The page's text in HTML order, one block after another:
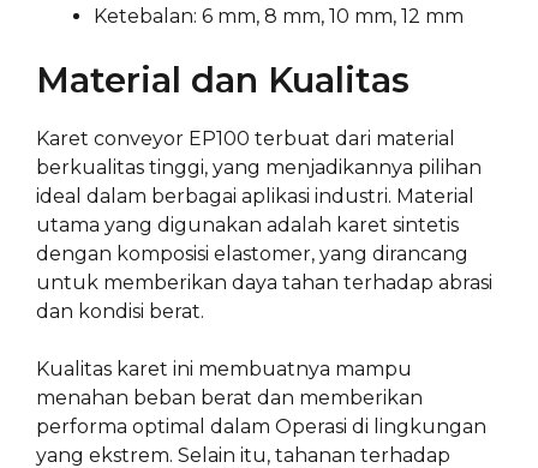
Ketebalan: 6 mm, 8 mm, 10 mm, 12 mm
Material dan Kualitas
Karet conveyor EP100 terbuat dari material
berkualitas tinggi, yang menjadikannya pilihan
ideal dalam berbagai aplikasi industri. Material
utama yang digunakan adalah karet sintetis
dengan komposisi elastomer, yang dirancang
untuk memberikan daya tahan terhadap abrasi
dan kondisi berat.
Kualitas karet ini membuatnya mampu
menahan beban berat dan memberikan
performa optimal dalam Operasi di lingkungan
yang ekstrem. Selain itu, tahanan terhadap